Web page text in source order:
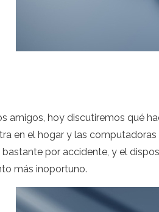
amigos, hoy discutiremos qué
en el hogar y las
bastante por accidente, y el
más inoportuno.